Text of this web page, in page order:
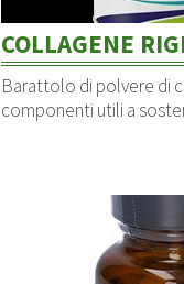
Barattolo di polvere di
componenti utili a